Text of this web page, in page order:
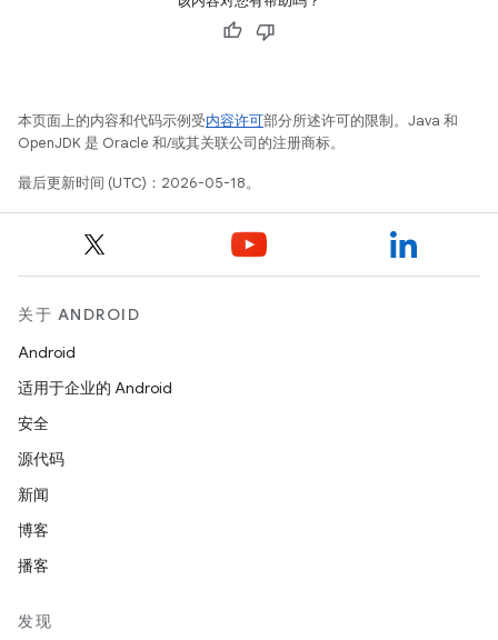
本页面上的内容和代码示例受内容许可部分所述许可的限制。Java 和
OpenJDK 是 Oracle 和/或其关联公司的注册商标。
最后更新时间 (UTC)：2026-05-18。
关于 ANDROID
Android
适用于企业的 Android
安全
源代码
新闻
博客
播客
发现